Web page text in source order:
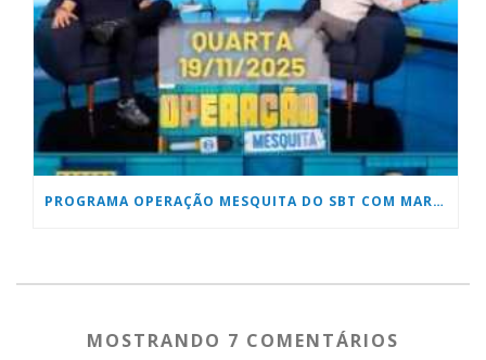
PROGRAMA OPERAÇÃO MESQUITA DO SBT COM MARCOS PALHARES
MOSTRANDO 7 COMENTÁRIOS